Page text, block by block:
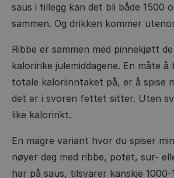
saus i tillegg kan det bli både 1500
sammen. Og drikken kommer
Ribbe er sammen med pinnekjøtt
kaloririke julemiddagene. En måte å
totale kaloriinntaket på, er å spise
det er i svoren fettet sitter. Uten
like kaloririkt.
En magre variant hvor du spiser
nøyer deg med ribbe, potet, sur-
har på saus, tilsvarer kanskje 1000-